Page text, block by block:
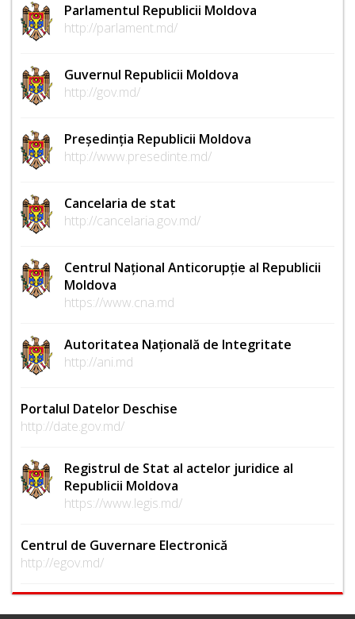
Parlamentul Republicii Moldova
http://parlament.md/
Guvernul Republicii Moldova
http://gov.md/
Președinția Republicii Moldova
http://www.presedinte.md/
Cancelaria de stat
http://cancelaria.gov.md/
Centrul Național Anticorupție al Republicii
Moldova
https://www.cna.md
Autoritatea Națională de Integritate
http://ani.md
Portalul Datelor Deschise
http://date.gov.md/
Registrul de Stat al actelor juridice al
Republicii Moldova
https://www.legis.md/
Centrul de Guvernare Electronică
http://egov.md/